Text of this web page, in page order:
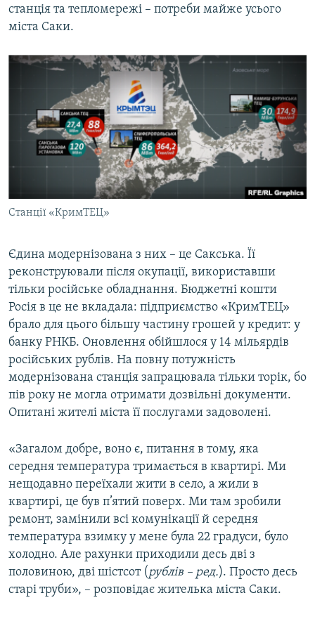
станція та тепломережі – потреби майже усього
міста Саки.
Станції «КримТЕЦ»
Єдина модернізована з них – це Сакська. Її
реконструювали після окупації, використавши
тільки російське обладнання. Бюджетні кошти
Росія в це не вкладала: підприємство «КримТЕЦ»
брало для цього більшу частину грошей у кредит: у
банку РНКБ. Оновлення обійшлося у 14 мільярдів
російських рублів. На повну потужність
модернізована станція запрацювала тільки торік, бо
пів року не могла отримати дозвільні документи.
Опитані жителі міста її послугами задоволені.
«Загалом добре, воно є, питання в тому, яка
середня температура тримається в квартирі. Ми
нещодавно переїхали жити в село, а жили в
квартирі, це був п’ятий поверх. Ми там зробили
ремонт, замінили всі комунікації й середня
температура взимку у мене була 22 градуси, було
холодно. Але рахунки приходили десь дві з
половиною, дві шістсот (рублів – ред.). Просто десь
старі труби», – розповідає жителька міста Саки.